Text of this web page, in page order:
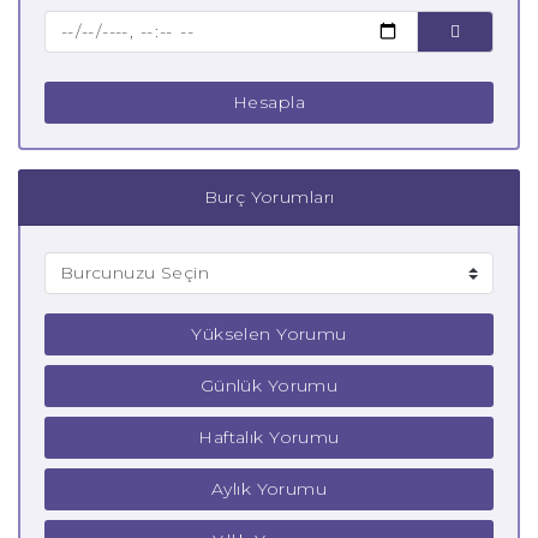
Hesapla
Burç Yorumları
Yükselen Yorumu
Günlük Yorumu
Haftalık Yorumu
Aylık Yorumu